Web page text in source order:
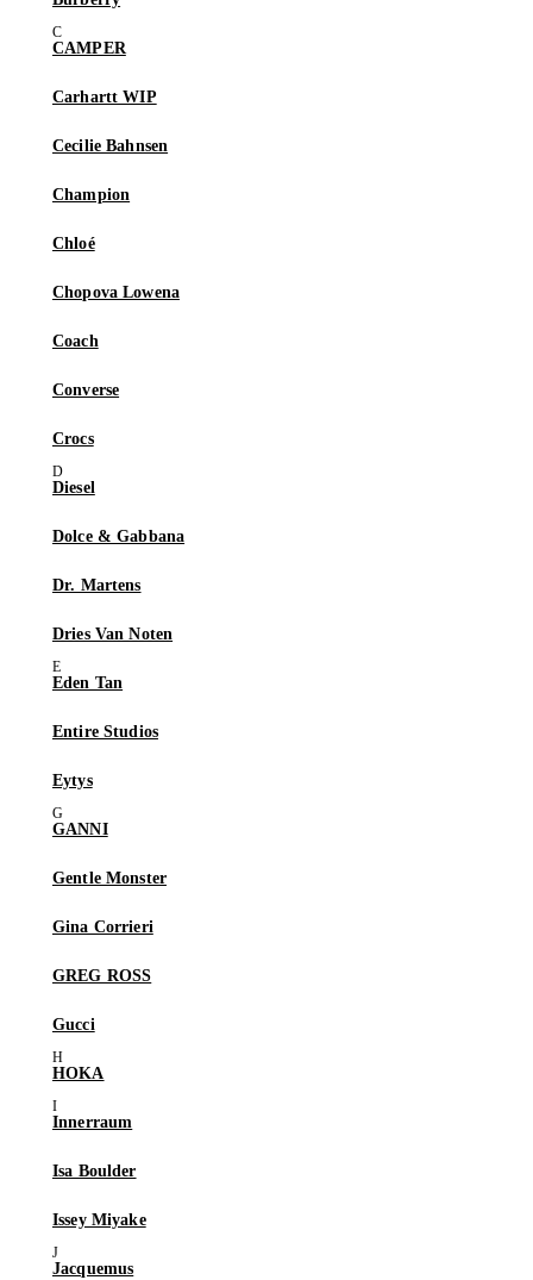
CAMPER
Carhartt WIP
Cecilie Bahnsen
Champion
Chloé
Chopova Lowena
Coach
Converse
Crocs
Diesel
Dolce & Gabbana
Dr. Martens
Dries Van Noten
Eden Tan
Entire Studios
Eytys
GANNI
Gentle Monster
Gina Corrieri
GREG ROSS
Gucci
HOKA
Innerraum
Isa Boulder
Issey Miyake
Jacquemus